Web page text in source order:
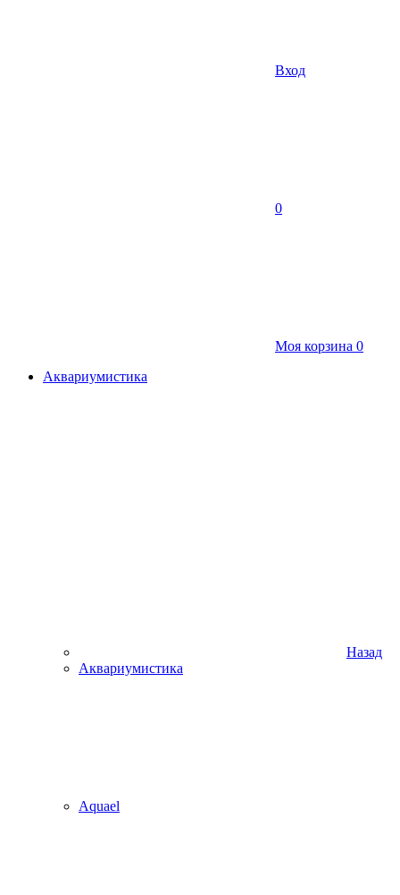
Вход
0
Моя корзина 0
Аквариумистика
Назад
Аквариумистика
Aquael